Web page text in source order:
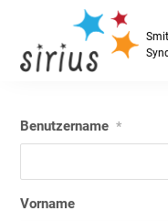
Skip to content
Benutzername *
Vorname